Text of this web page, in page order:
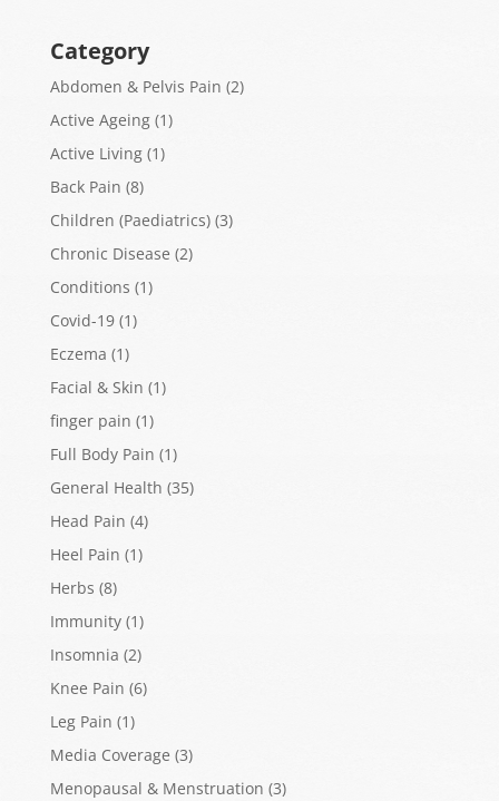
Category
Abdomen & Pelvis Pain (2)
Active Ageing(1)
Active Living(1)
Back Pain (8)
Children (Paediatrics)(3)
Chronic Disease (2)
Conditions (1)
Covid-19(1)
Eczema (1)
Facial & Skin (1)
finger pain (1)
Full Body Pain (1)
General Health (35)
Head Pain (4)
Heel Pain (1)
Herbs (8)
Immunity(1)
Insomnia (2)
Knee Pain (6)
Leg Pain (1)
Media Coverage (3)
Menopausal & Menstruation (3)